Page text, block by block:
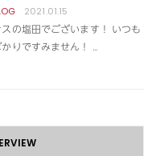
2021.01.15
の塩田でございます！ いつも
りですみません！ …